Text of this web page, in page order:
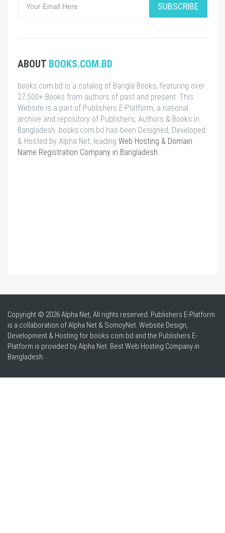
SUBSCRIBE
ABOUT BOOKS.COM.BD
books.com.bd is a catalog of Bangla Books, featuring over
27,500+ Books from authors of past and present. This
Website is a part of Publishers E-Platform, a national
archive and repository of Publishers, Authors & Books in
Bangladesh. books.com.bd has been Designed, Developed
& Hosted by Alpha Net, leading Web Hosting & Domain
Name Registration Company in Bangladesh.
Copyright © 2026 Alpha Net, All rights reserved. Publishers E-Platform
is a collaboration of Alpha Net & SomoyNet. Website Design,
Development & Hosting for books.com.bd and the Publishers E-
Platform is provided by Alpha Net. BestWeb Hosting Company in
Bangladesh.